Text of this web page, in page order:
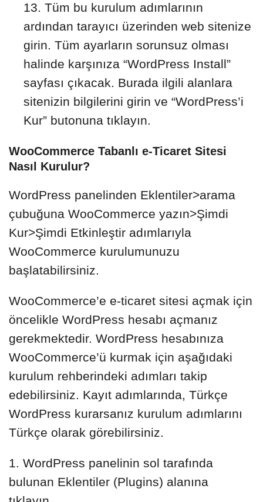
Tüm bu kurulum adımlarının
ardından tarayıcı üzerinden web sitenize
girin. Tüm ayarların sorunsuz olması
halinde karşınıza “WordPress Install”
sayfası çıkacak. Burada ilgili alanlara
sitenizin bilgilerini girin ve “WordPress’i
Kur” butonuna tıklayın.
WooCommerce Tabanlı e-Ticaret Sitesi
Nasıl Kurulur?
WordPress panelinden Eklentiler>arama
çubuğuna WooCommerce yazın>Şimdi
Kur>Şimdi Etkinleştir adımlarıyla
WooCommerce kurulumunuzu
başlatabilirsiniz.
WooCommerce’e e-ticaret sitesi açmak için
öncelikle WordPress hesabı açmanız
gerekmektedir. WordPress hesabınıza
WooCommerce’ü kurmak için aşağıdaki
kurulum rehberindeki adımları takip
edebilirsiniz. Kayıt adımlarında, Türkçe
WordPress kurarsanız kurulum adımlarını
Türkçe olarak görebilirsiniz.
1. WordPress panelinin sol tarafında
bulunan Eklentiler (Plugins) alanına